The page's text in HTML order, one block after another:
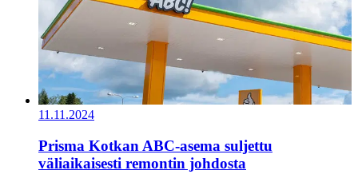
11.11.2024
Prisma Kotkan ABC-asema suljettu
väliaikaisesti remontin johdosta